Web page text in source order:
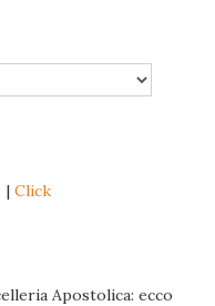
| Click
Apostolica: ecco